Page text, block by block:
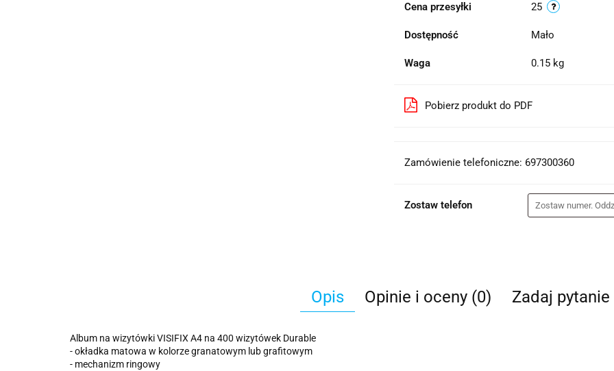
Cena przesyłki 25
Dostępność Mało
Waga 0.15 kg
Pobierz produkt do PDF
Zamówienie telefoniczne: 697300360
Zostaw telefon
Opis Opinie i oceny (0) Zadaj pytanie
Album na wizytówki VISIFIX A4 na 400 wizytówek Durable
- okładka matowa w kolorze granatowym lub grafitowym
- mechanizm ringowy